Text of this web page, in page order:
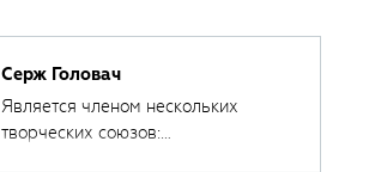
Серж Головач
Является членом нескольких
творческих союзов: